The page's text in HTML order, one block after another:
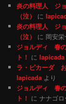
炎の料理人 ジ
（泣）
に
炎の料理人 ジ
（泣）
に 岡安栄
ジョルディ 春
ト！ にlapicada
ラ・ピカーダ
lapicada より
ジョルディ 春
ト！ に ナナゴロ